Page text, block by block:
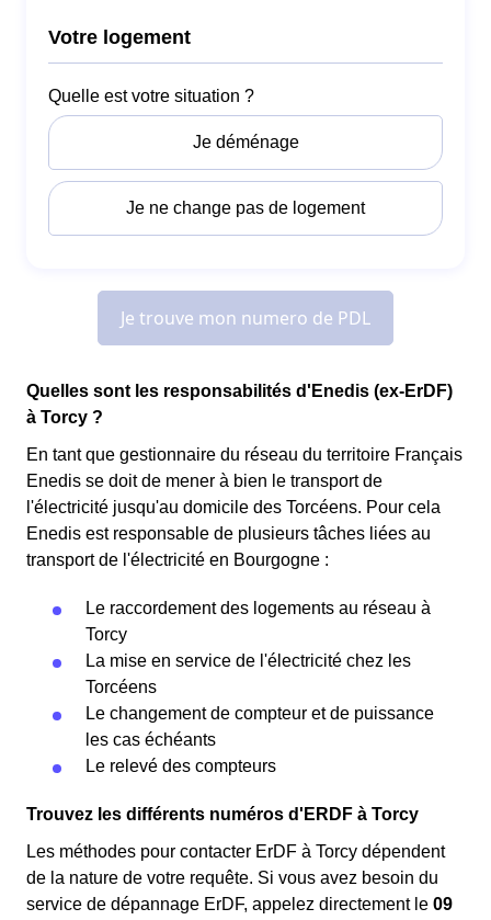
Quelles sont les responsabilités d'Enedis (ex-ErDF)
à Torcy ?
En tant que gestionnaire du réseau du territoire Français
Enedis se doit de mener à bien le transport de
l'électricité jusqu'au domicile des Torcéens. Pour cela
Enedis est responsable de plusieurs tâches liées au
transport de l'électricité en Bourgogne :
Le raccordement des logements au réseau à
Torcy
La mise en service de l'électricité chez les
Torcéens
Le changement de compteur et de puissance
les cas échéants
Le relevé des compteurs
Trouvez les différents numéros d'ERDF à Torcy
Les méthodes pour contacter ErDF à Torcy dépendent
de la nature de votre requête. Si vous avez besoin du
service de dépannage ErDF, appelez directement le 09